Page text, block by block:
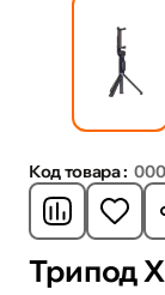
Код товара :
Трипод